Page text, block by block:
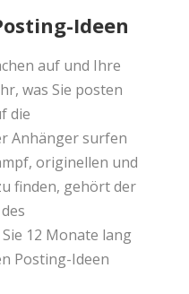
Ideen
auf und Ihre
was Sie posten
die
Anhänger surfen
originellen und
finden, gehört der
12 Monate lang
Posting-Ideen